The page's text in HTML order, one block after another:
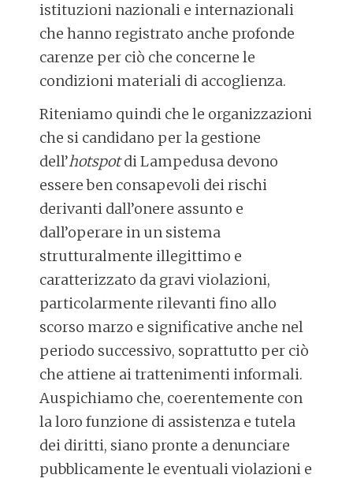
istituzioni nazionali e internazionali
che hanno registrato anche profonde
carenze per ciò che concerne le
condizioni materiali di accoglienza.
Riteniamo quindi che le organizzazioni
che si candidano per la gestione
dell’hotspotdi Lampedusa devono
essere ben consapevoli dei rischi
derivanti dall’onere assunto e
dall’operare in un sistema
strutturalmente illegittimo e
caratterizzato da gravi violazioni,
particolarmente rilevanti fino allo
scorso marzo e significative anche nel
periodo successivo, soprattutto per ciò
che attiene ai trattenimenti informali.
Auspichiamo che, coerentemente con
la loro funzione di assistenza e tutela
dei diritti, siano pronte a denunciare
pubblicamente le eventuali violazioni e